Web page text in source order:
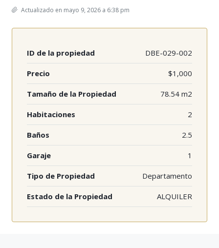
Actualizado en mayo 9, 2026 a 6:38 pm
ID de la propiedad DBE-029-002
Precio $1,000
Tamaño de la Propiedad 78.54 m2
Habitaciones 2
Baños 2.5
Garaje 1
Tipo de Propiedad Departamento
Estado de la Propiedad ALQUILER